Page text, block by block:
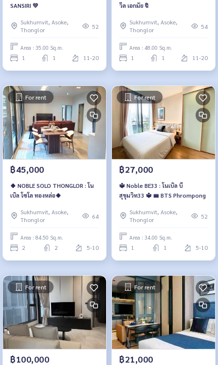
SANSIRI 💛
Sukhumvit, Asoke,
Thonglor
52
Area : 35.00 Sq.m.
1 1 11-20
วีล เอกมัย🔖
Sukhumvit, Asoke,
Thonglor
54
Area : 48.00 Sq.m.
1 1 11-20
For rent
฿45,000
🍀 NOBLE SOLO THONGLOR : โน
เบิล โซโล ทองหล่อ🍀
Sukhumvit, Asoke,
Thonglor
64
Area : 84.50 Sq.m.
2 2 5-10
For rent
฿27,000
🔱 Noble BE33 : โนเบิล บี
สุขุมวิท33 🔱 🚝 BTS Phrompong
Sukhumvit, Asoke,
Thonglor
52
Area : 34.00 Sq.m.
1 1 5-10
For rent
฿100,000
For rent
฿21,000